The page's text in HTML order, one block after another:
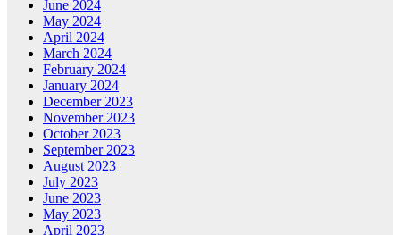
June 2024
May 2024
April 2024
March 2024
February 2024
January 2024
December 2023
November 2023
October 2023
September 2023
August 2023
July 2023
June 2023
May 2023
April 2023